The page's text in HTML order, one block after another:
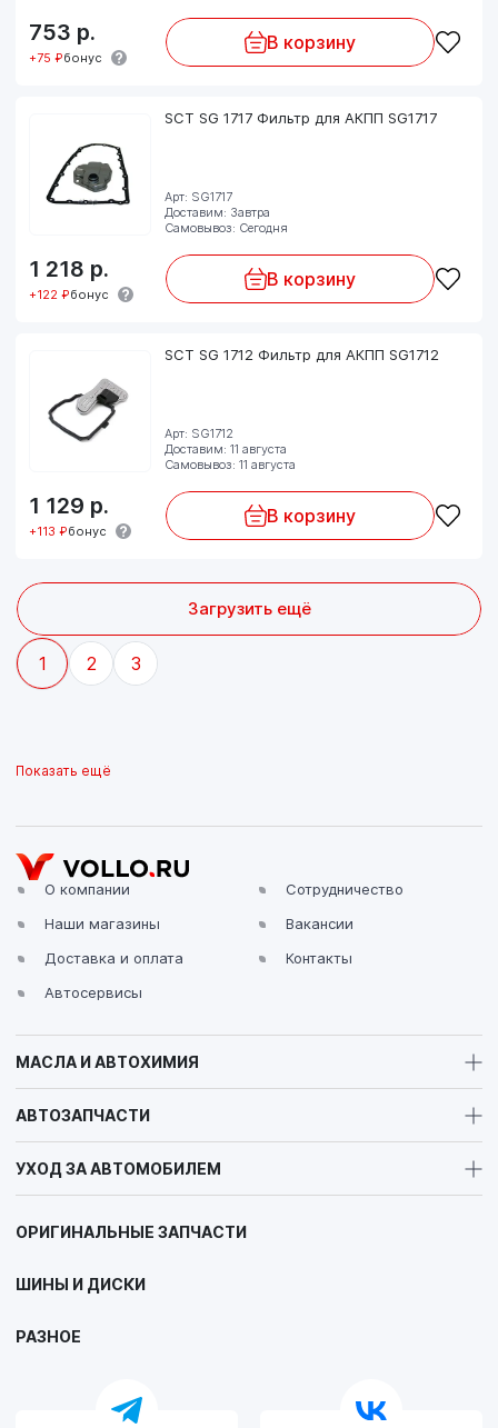
753 р.
+75 ₽бонус
В корзину
SCT SG 1717 Фильтр для АКПП SG1717
Арт: SG1717
Доставим: Завтра
Самовывоз: Сегодня
1 218 р.
+122 ₽бонус
В корзину
SCT SG 1712 Фильтр для АКПП SG1712
Арт: SG1712
Доставим: 11 августа
Самовывоз: 11 августа
1 129 р.
+113 ₽бонус
В корзину
Загрузить ещё
1 2 3
Показать ещё
О компании
Наши магазины
Доставка и оплата
Автосервисы
Сотрудничество
Вакансии
Контакты
МАСЛА И АВТОХИМИЯ
АВТОЗАПЧАСТИ
УХОД ЗА АВТОМОБИЛЕМ
ОРИГИНАЛЬНЫЕ ЗАПЧАСТИ
ШИНЫ И ДИСКИ
РАЗНОЕ